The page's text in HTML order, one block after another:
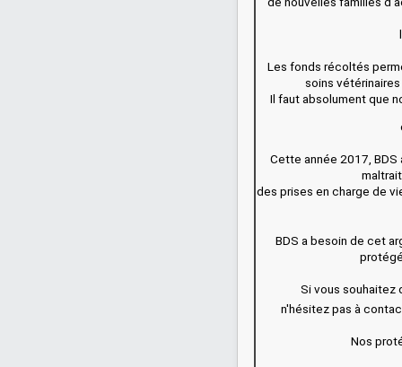
Les fonds récoltés
soins
Il faut absolument que
Cette année 2017, BDS
des prises en charge de
BDS a besoin de cet
Si vous souhaitez
n'hésitez pas à
Nos